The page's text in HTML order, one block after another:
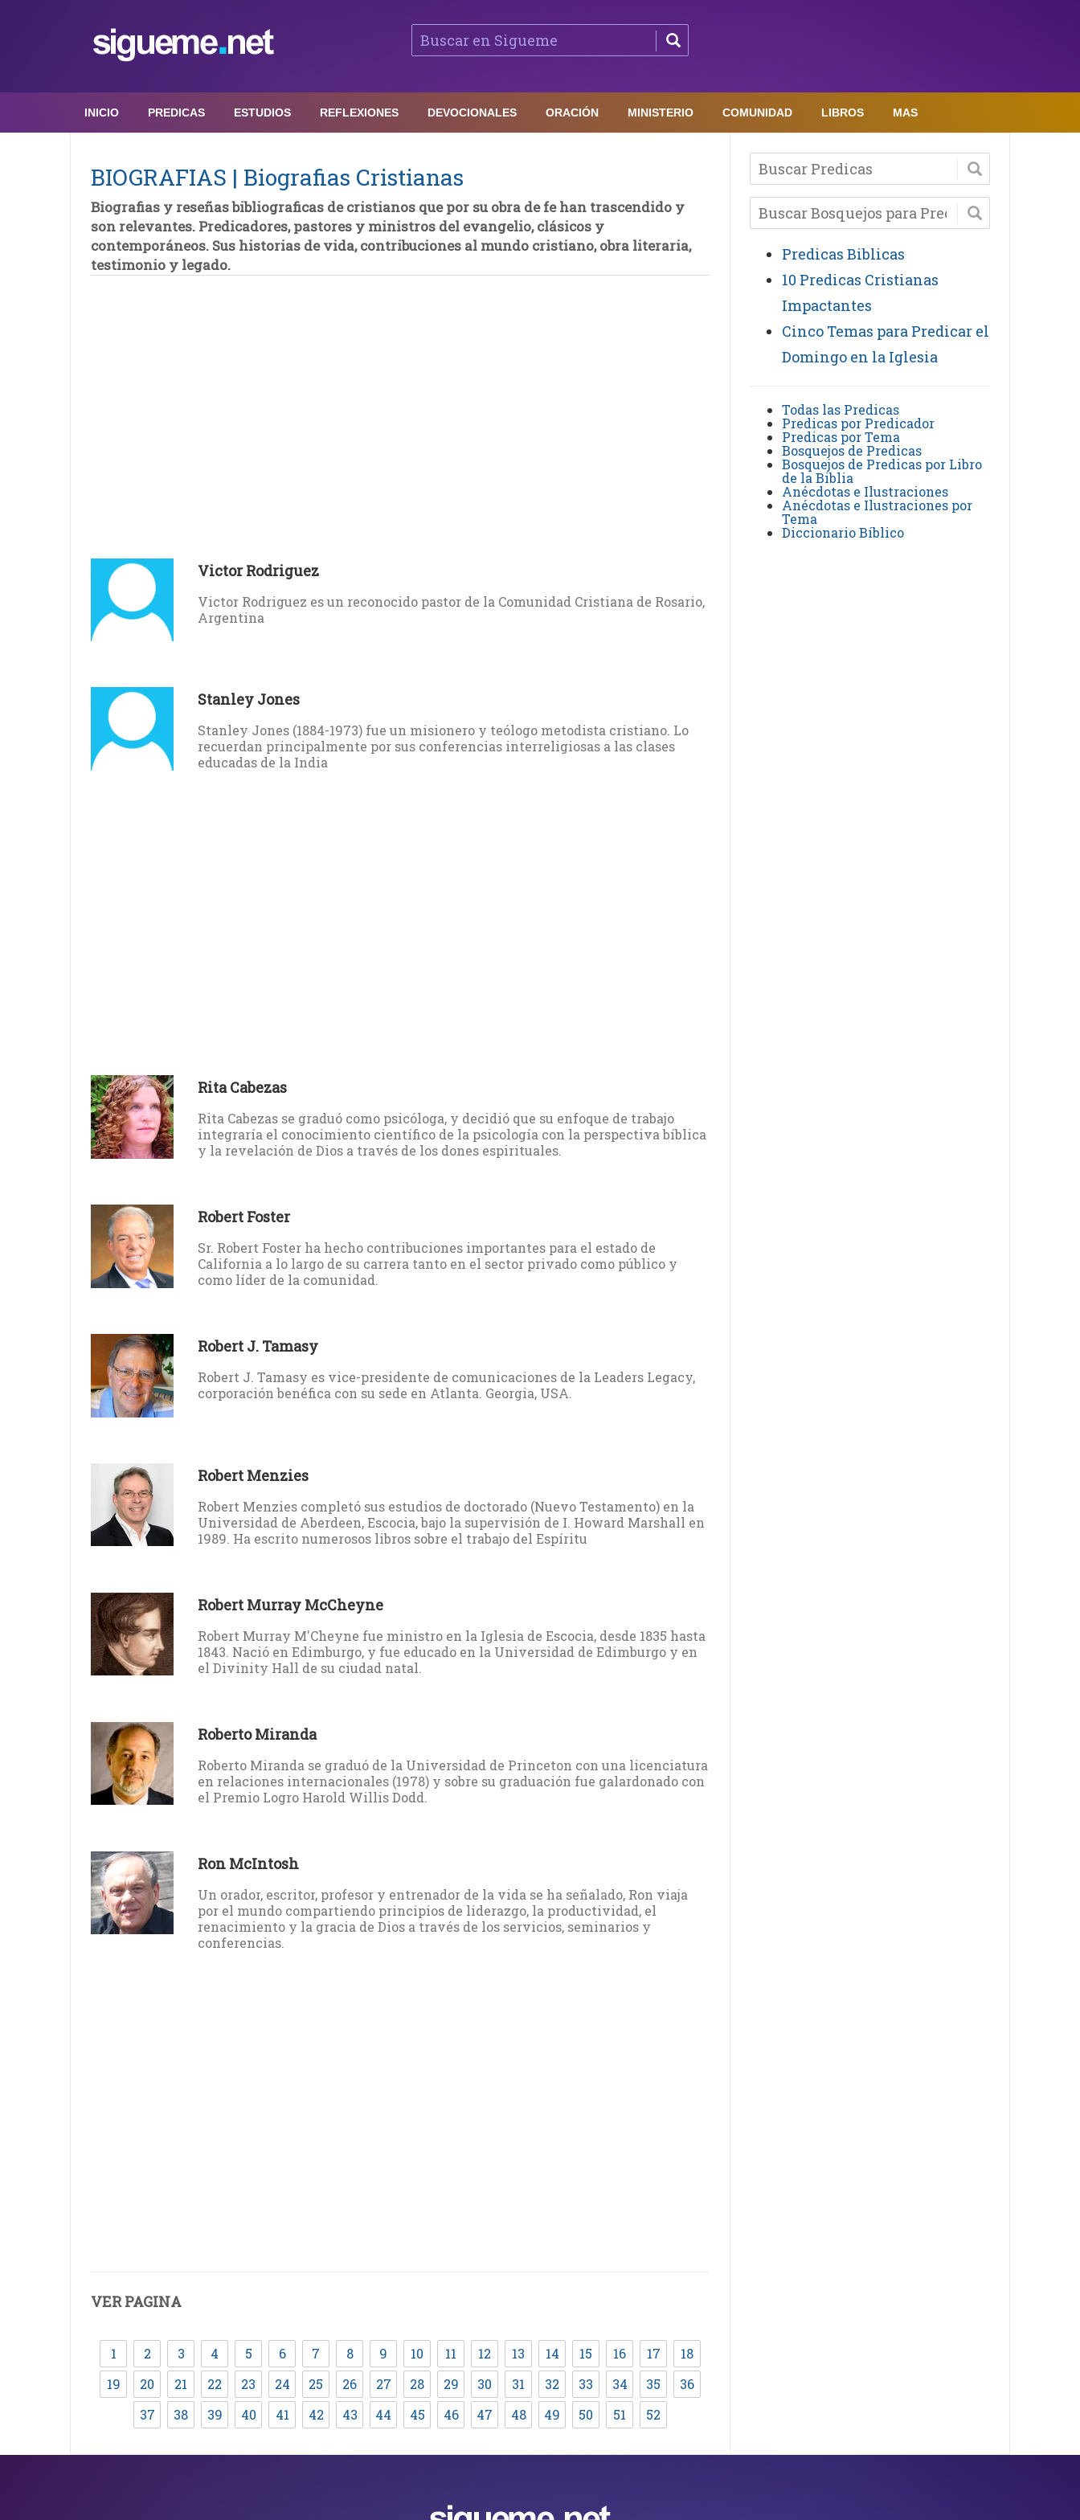
INICIO PREDICAS ESTUDIOS REFLEXIONES DEVOCIONALES ORACIÓN MINISTERIO COMUNIDAD LIBROS MAS
BIOGRAFIAS | Biografias Cristianas
Biografias y reseñas bibliograficas de cristianos que por su obra de fe han trascendido y
son relevantes. Predicadores, pastores y ministros del evangelio, clásicos y
contemporáneos. Sus historias de vida, contribuciones al mundo cristiano, obra literaria,
testimonio y legado.
Victor Rodriguez
Victor Rodriguez es un reconocido pastor de la Comunidad Cristiana de Rosario,
Argentina
Stanley Jones
Stanley Jones (1884-1973) fue un misionero y teólogo metodista cristiano. Lo
recuerdan principalmente por sus conferencias interreligiosas a las clases
educadas de la India
Rita Cabezas
Rita Cabezas se graduó como psicóloga, y decidió que su enfoque de trabajo
integraría el conocimiento científico de la psicología con la perspectiva bíblica
y la revelación de Dios a través de los dones espirituales.
Robert Foster
Sr. Robert Foster ha hecho contribuciones importantes para el estado de
California a lo largo de su carrera tanto en el sector privado como público y
como líder de la comunidad.
Robert J. Tamasy
Robert J. Tamasy es vice-presidente de comunicaciones de la Leaders Legacy,
corporación benéfica con su sede en Atlanta. Georgia, USA.
Robert Menzies
Robert Menzies completó sus estudios de doctorado (Nuevo Testamento) en la
Universidad de Aberdeen, Escocia, bajo la supervisión de I. Howard Marshall en
1989. Ha escrito numerosos libros sobre el trabajo del Espíritu
Robert Murray McCheyne
Robert Murray M'Cheyne fue ministro en la Iglesia de Escocia, desde 1835 hasta
1843. Nació en Edimburgo, y fue educado en la Universidad de Edimburgo y en
el Divinity Hall de su ciudad natal.
Roberto Miranda
Roberto Miranda se graduó de la Universidad de Princeton con una licenciatura
en relaciones internacionales (1978) y sobre su graduación fue galardonado con
el Premio Logro Harold Willis Dodd.
Ron McIntosh
Un orador, escritor, profesor y entrenador de la vida se ha señalado, Ron viaja
por el mundo compartiendo principios de liderazgo, la productividad, el
renacimiento y la gracia de Dios a través de los servicios, seminarios y
conferencias.
VER PAGINA
1 2 3 4 5 6 7 8 9 10 11 12 13 14 15 16 17
18
19
20 21 22 23 24 25 26 27 28 29 30 31 32 33 34 35
36
37
38 39 40 41 42 43 44 45 46 47 48 49 50 51 52
Predicas Biblicas
10 Predicas Cristianas
Impactantes
Cinco Temas para Predicar el
Domingo en la Iglesia
Todas las Predicas
Predicas por Predicador
Predicas por Tema
Bosquejos de Predicas
Bosquejos de Predicas por Libro
de la Biblia
Anécdotas e Ilustraciones
Anécdotas e Ilustraciones por
Tema
Diccionario Bíblico